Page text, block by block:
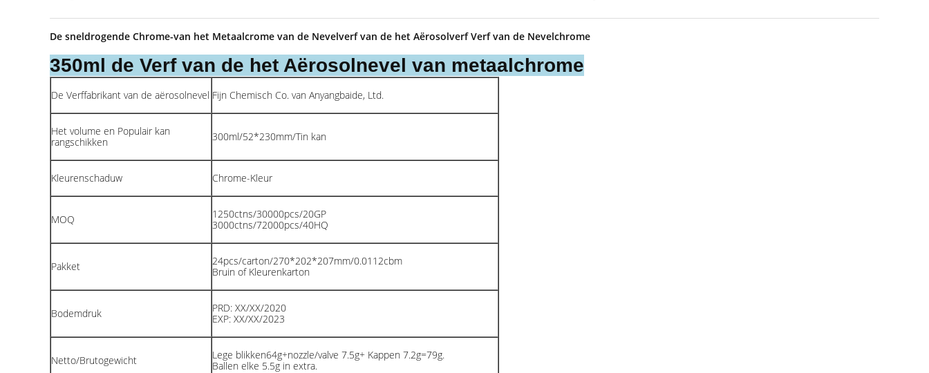
De sneldrogende Chrome-van het Metaalcrome van de Nevelverf van de het Aërosolverf Verf van de Nevelchrome
350ml de Verf van de het Aërosolnevel van metaalchrome
De Verffabrikant van de aërosolnevel Fijn Chemisch Co. van Anyangbaide, Ltd.
Het volume en Populair kan
rangschikken
300ml/52*230mm/Tin kan
Kleurenschaduw Chrome-Kleur
MOQ
1250ctns/30000pcs/20GP
3000ctns/72000pcs/40HQ
Pakket
24pcs/carton/270*202*207mm/0.0112cbm
Bruin of Kleurenkarton
Bodemdruk
PRD: XX/XX/2020
EXP: XX/XX/2023
Netto/Brutogewicht
Lege blikken64g+nozzle/valve 7.5g+ Kappen 7.2g=79g.
Ballen elke 5.5g in extra.